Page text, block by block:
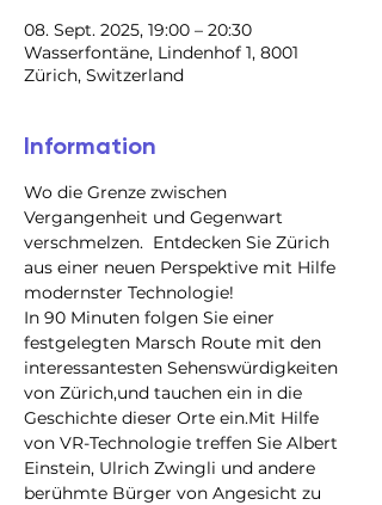
08. Sept. 2025, 19:00 – 20:30
Wasserfontäne, Lindenhof 1, 8001
Zürich, Switzerland
Information
Wo die Grenze zwischen
Vergangenheit und Gegenwart
verschmelzen.  Entdecken Sie Zürich
aus einer neuen Perspektive mit Hilfe
modernster Technologie!
In 90 Minuten folgen Sie einer
festgelegten Marsch Route mit den
interessantesten Sehenswürdigkeiten
von Zürich,und tauchen ein in die
Geschichte dieser Orte ein.Mit Hilfe
von VR-Technologie treffen Sie Albert
Einstein, Ulrich Zwingli und andere
berühmte Bürger von Angesicht zu